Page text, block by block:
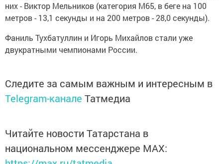
них - Виктор Мельников (категория М65, в беге на 100
метров - 13,1 секунды и на 200 метров - 28,0 секунды).
Фаниль Тухбатуллин и Игорь Михайлов стали уже
двукратными чемпионами России.
Следите за самым важным и интересным в
Telegram-канале Татмедиа
Читайте новости Татарстана в
национальном мессенджере MАХ: